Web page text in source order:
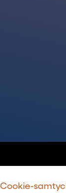
Cookie-